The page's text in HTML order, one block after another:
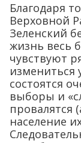
Благодаря
Верховной
Зеленский
жизнь весь
чувствуют
измениться
состоятся
выборы и
провалятся
население